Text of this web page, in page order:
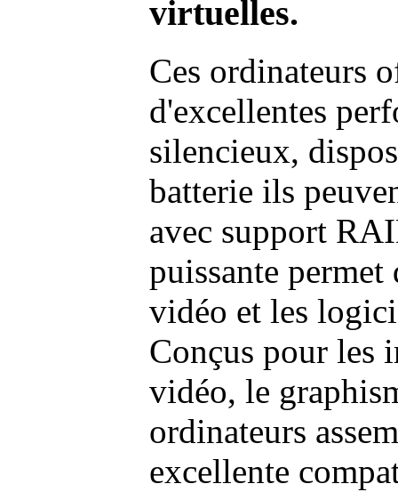
virtuelles.
Ces ordinateurs
d'excellentes
silencieux,
batterie ils
avec support
puissante permet
vidéo et les
Conçus pour les
vidéo, le
ordinateurs
excellente